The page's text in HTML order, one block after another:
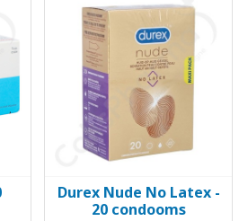
Durex Nude No Latex -
20 condooms